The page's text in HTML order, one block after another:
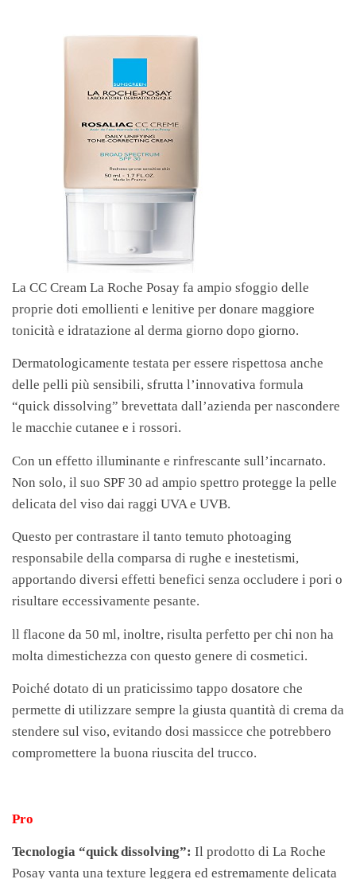
La CC Cream La Roche Posay fa ampio sfoggio delle
proprie doti emollienti e lenitive per donare maggiore
tonicità e idratazione al derma giorno dopo giorno.
Dermatologicamente testata per essere rispettosa anche
delle pelli più sensibili, sfrutta l’innovativa formula
“quick dissolving” brevettata dall’azienda per nascondere
le macchie cutanee e i rossori.
Con un effetto illuminante e rinfrescante sull’incarnato.
Non solo, il suo SPF 30 ad ampio spettro protegge la pelle
delicata del viso dai raggi UVA e UVB.
Questo per contrastare il tanto temuto photoaging
responsabile della comparsa di rughe e inestetismi,
apportando diversi effetti benefici senza occludere i pori o
risultare eccessivamente pesante.
ll flacone da 50 ml, inoltre, risulta perfetto per chi non ha
molta dimestichezza con questo genere di cosmetici.
Poiché dotato di un praticissimo tappo dosatore che
permette di utilizzare sempre la giusta quantità di crema da
stendere sul viso, evitando dosi massicce che potrebbero
compromettere la buona riuscita del trucco.
Pro
Tecnologia “quick dissolving”: Il prodotto di La Roche
Posay vanta una texture leggera ed estremamente delicata